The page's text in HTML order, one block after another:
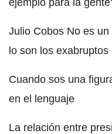
Julio Cobos No es
lo son los exabruptos
Cuando sos una
en el lenguaje
La relación entre